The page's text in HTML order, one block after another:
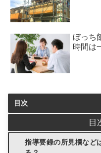
ぼっち
時間は
目次
目
指導要録の所見欄など